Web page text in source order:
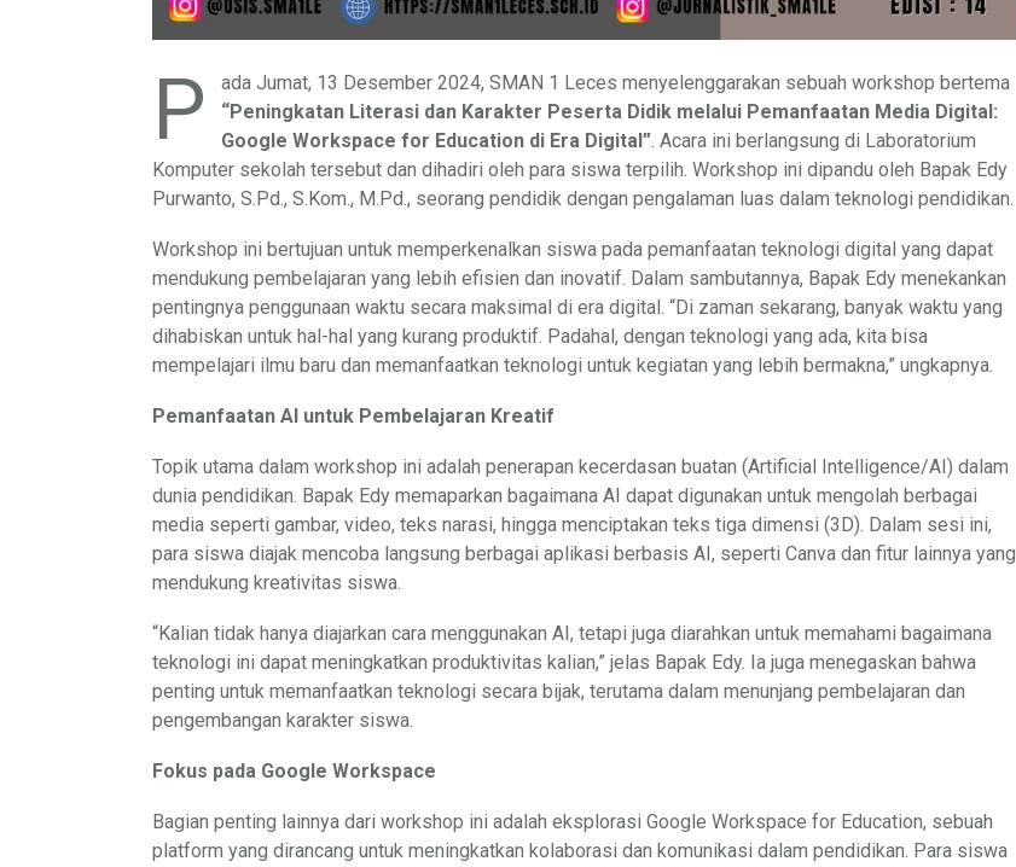
P
ada Jumat, 13 Desember 2024, SMAN 1 Leces menyelenggarakan sebuah workshop bertema
“Peningkatan Literasi dan Karakter Peserta Didik melalui Pemanfaatan Media Digital:
Google Workspace for Education di Era Digital”. Acara ini berlangsung di Laboratorium
Komputer sekolah tersebut dan dihadiri oleh para siswa terpilih. Workshop ini dipandu oleh Bapak Edy
Purwanto, S.Pd., S.Kom., M.Pd., seorang pendidik dengan pengalaman luas dalam teknologi pendidikan.
Workshop ini bertujuan untuk memperkenalkan siswa pada pemanfaatan teknologi digital yang dapat
mendukung pembelajaran yang lebih efisien dan inovatif. Dalam sambutannya, Bapak Edy menekankan
pentingnya penggunaan waktu secara maksimal di era digital. “Di zaman sekarang, banyak waktu yang
dihabiskan untuk hal-hal yang kurang produktif. Padahal, dengan teknologi yang ada, kita bisa
mempelajari ilmu baru dan memanfaatkan teknologi untuk kegiatan yang lebih bermakna,” ungkapnya.
Pemanfaatan AI untuk Pembelajaran Kreatif
Topik utama dalam workshop ini adalah penerapan kecerdasan buatan (Artificial Intelligence/AI) dalam
dunia pendidikan. Bapak Edy memaparkan bagaimana AI dapat digunakan untuk mengolah berbagai
media seperti gambar, video, teks narasi, hingga menciptakan teks tiga dimensi (3D). Dalam sesi ini,
para siswa diajak mencoba langsung berbagai aplikasi berbasis AI, seperti Canva dan fitur lainnya yang
mendukung kreativitas siswa.
“Kalian tidak hanya diajarkan cara menggunakan AI, tetapi juga diarahkan untuk memahami bagaimana
teknologi ini dapat meningkatkan produktivitas kalian,” jelas Bapak Edy. Ia juga menegaskan bahwa
penting untuk memanfaatkan teknologi secara bijak, terutama dalam menunjang pembelajaran dan
pengembangan karakter siswa.
Fokus pada Google Workspace
Bagian penting lainnya dari workshop ini adalah eksplorasi Google Workspace for Education, sebuah
platform yang dirancang untuk meningkatkan kolaborasi dan komunikasi dalam pendidikan. Para siswa